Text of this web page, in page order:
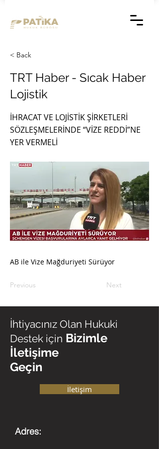
< Back
TRT Haber - Sıcak Haber
Lojistik
İHRACAT VE LOJİSTİK ŞİRKETLERİ
SÖZLEŞMELERİNDE “VİZE REDDİ”NE
YER VERMELİ
AB ile Vize Mağduriyeti Sürüyor
Previous Next
İhtiyacınız Olan Hukuki
Destek için Bizimle
İletişime
Geçin
İletişim
Adres: